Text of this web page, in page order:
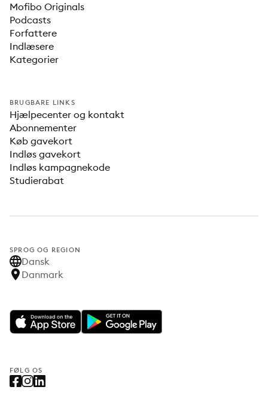
Mofibo Originals
Podcasts
Forfattere
Indlæsere
Kategorier
BRUGBARE LINKS
Hjælpecenter og kontakt
Abonnementer
Køb gavekort
Indløs gavekort
Indløs kampagnekode
Studierabat
SPROG OG REGION
Dansk
Danmark
FØLG OS